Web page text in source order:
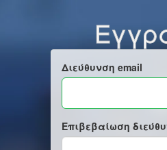
Διεύθυνση email
Επιβεβαίωση